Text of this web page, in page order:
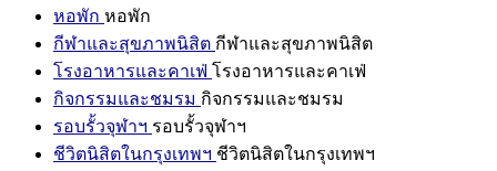
หอพัก หอพัก
กีฬาและสุขภาพนิสิต กีฬาและสุขภาพนิสิต
โรงอาหารและคาเฟ่ โรงอาหารและคาเฟ่
กิจกรรมและชมรม กิจกรรมและชมรม
รอบรั้วจุฬาฯ รอบรั้วจุฬาฯ
ชีวิตนิสิตในกรุงเทพฯ ชีวิตนิสิตในกรุงเทพฯ